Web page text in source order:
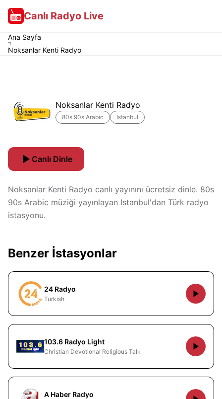
Canlı Radyo Live
Ana Sayfa
Noksanlar Kenti Radyo
Noksanlar Kenti Radyo
80s 90s Arabic Istanbul
Canlı Dinle
Noksanlar Kenti Radyo canlı yayınını ücretsiz dinle. 80s
90s Arabic müziği yayınlayan Istanbul'dan Türk radyo
istasyonu.
Benzer İstasyonlar
24 Radyo
Turkish
103.6 Radyo Light
Christian Devotional Religious Talk
A Haber Radyo